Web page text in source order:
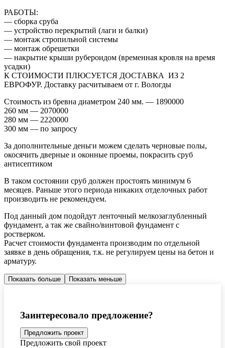
РАБОТЫ:
— сборка сруба
— устройство перекрытий (лаги и балки)
— монтаж стропильной системы
— монтаж обрешетки
— накрытие крыши рубероидом (временная кровля на время
усадки)
К СТОИМОСТИ ПЛЮСУЕТСЯ ДОСТАВКА ИЗ 2
ЕВРОФУР. Доставку расчитываем от г. Вологды
Стоимость из бревна диаметром 240 мм. — 1890000
260 мм — 2070000
280 мм — 2220000
300 мм — по запросу
За дополнительные деньги можем сделать черновые полы,
окосячить дверные и оконные проемы, покрасить сруб
антисептиком
В таком состоянии сруб должен простоять минимум 6
месяцев. Раньше этого периода никаких отделочных работ
производить не рекомендуем.
Под данный дом подойдут ленточный мелкозаглубленный
фундамент, а так же свайно/винтовой фундамент с
ростверком.
Расчет стоимости фундамента производим по отдельной
заявке в день обращения, т.к. не регулируем цены на бетон и
арматуру.
Показать больше Показать меньше
Заинтересовало предложение?
Предложить проект
Предложить свой проект